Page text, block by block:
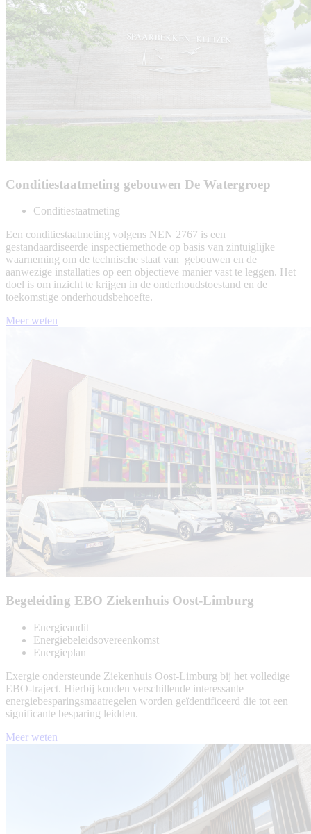
Conditiestaatmeting gebouwen De Watergroep
Conditiestaatmeting
Een conditiestaatmeting volgens NEN 2767 is een
gestandaardiseerde inspectiemethode op basis van zintuiglijke
waarneming om de technische staat van gebouwen en de
aanwezige installaties op een objectieve manier vast te leggen. Het
doel is om inzicht te krijgen in de onderhoudstoestand en de
toekomstige onderhoudsbehoefte.
Meer weten
Begeleiding EBO Ziekenhuis Oost-Limburg
Energieaudit
Energiebeleidsovereenkomst
Energieplan
Exergie ondersteunde Ziekenhuis Oost-Limburg bij het volledige
EBO-traject. Hierbij konden verschillende interessante
energiebesparingsmaatregelen worden geïdentificeerd die tot een
significante besparing leidden.
Meer weten